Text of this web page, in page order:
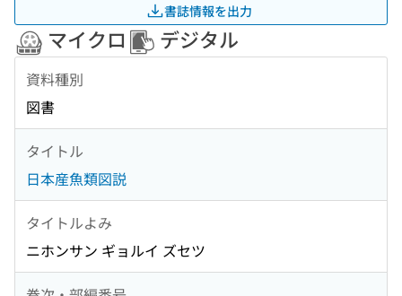
書誌情報を出力
マイクロ デジタル
資料種別
図書
タイトル
日本産魚類図説
タイトルよみ
ニホンサン ギョルイ ズセツ